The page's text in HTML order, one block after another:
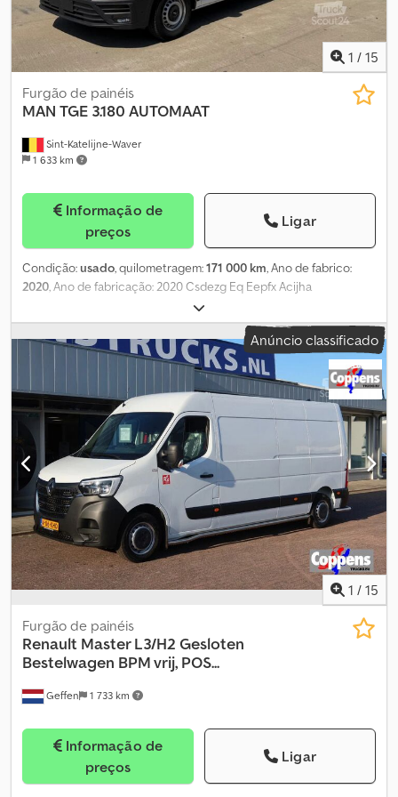
1 / 15
Sint-Katelijne-Waver
1 633 km
Furgão de painéis
MAN TGE 3.180 AUTOMAAT
Informação de
preços
Ligar
Condição:usado, quilometragem:171 000 km, Ano de fabrico:
2020, Ano de fabricação: 2020 Csdezg Eq Eepfx Acijha
IVA/diferença de tributação: IVA dedutível
Anúncio classificado
1 / 15
Geffen 1 733 km
Furgão de painéis
Renault Master L3/H2 Gesloten
Bestelwagen BPM vrij, POS...
Informação de
preços
Ligar